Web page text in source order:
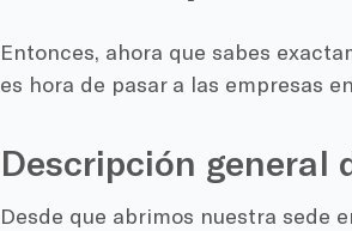
Entonces, ahora que sabes
es hora de pasar a las empresas
Descripción general
Desde que abrimos nuestra sede